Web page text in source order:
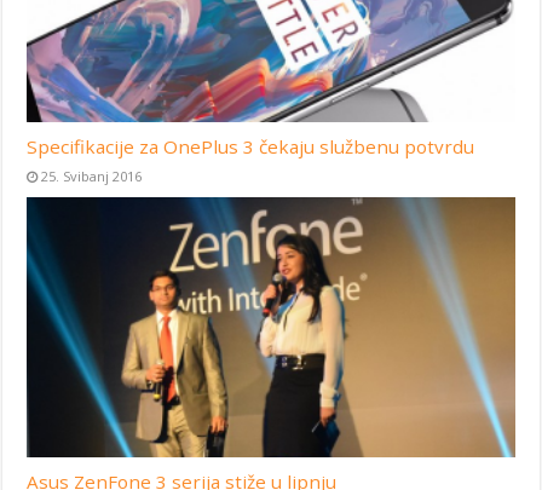
Specifikacije za OnePlus 3 čekaju službenu potvrdu
25. Svibanj 2016
Asus ZenFone 3 serija stiže u lipnju